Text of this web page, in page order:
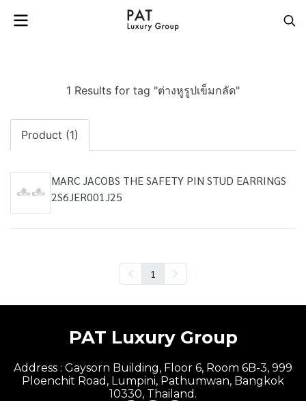
1 Results for tag "ต่างหูรูปเข็มกลัด"
Product (1)
MARC JACOBS THE SAFETY PIN STUD EARRINGS
2S6JER001J25
1
PAT Luxury Group
Address : Gaysorn Building, Floor 6, Room 6B-3, 999
Ploenchit Road, Lumpini, Pathumwan, Bangkok
10330, Thailand.